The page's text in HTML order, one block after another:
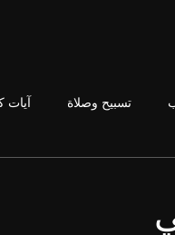
تسبيح وصلاة آيات